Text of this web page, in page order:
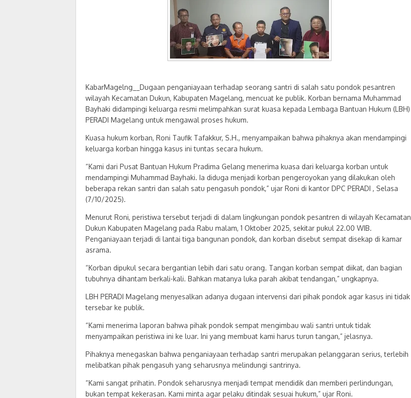
KabarMagelng__Dugaan penganiayaan terhadap seorang santri di salah satu pondok pesantren
wilayah Kecamatan Dukun, Kabupaten Magelang, mencuat ke publik. Korban bernama Muhammad
Bayhaki didampingi keluarga resmi melimpahkan surat kuasa kepada Lembaga Bantuan Hukum (LBH)
PERADI Magelang untuk mengawal proses hukum.
Kuasa hukum korban, Roni Taufik Tafakkur, S.H., menyampaikan bahwa pihaknya akan mendampingi
keluarga korban hingga kasus ini tuntas secara hukum.
“Kami dari Pusat Bantuan Hukum Pradima Gelang menerima kuasa dari keluarga korban untuk
mendampingi Muhammad Bayhaki. Ia diduga menjadi korban pengeroyokan yang dilakukan oleh
beberapa rekan santri dan salah satu pengasuh pondok,” ujar Roni di kantor DPC PERADI , Selasa
(7/10/2025).
Menurut Roni, peristiwa tersebut terjadi di dalam lingkungan pondok pesantren di wilayah Kecamatan
Dukun Kabupaten Magelang pada Rabu malam, 1 Oktober 2025, sekitar pukul 22.00 WIB.
Penganiayaan terjadi di lantai tiga bangunan pondok, dan korban disebut sempat disekap di kamar
asrama.
“Korban dipukul secara bergantian lebih dari satu orang. Tangan korban sempat diikat, dan bagian
tubuhnya dihantam berkali-kali. Bahkan matanya luka parah akibat tendangan,” ungkapnya.
LBH PERADI Magelang menyesalkan adanya dugaan intervensi dari pihak pondok agar kasus ini tidak
tersebar ke publik.
“Kami menerima laporan bahwa pihak pondok sempat mengimbau wali santri untuk tidak
menyampaikan peristiwa ini ke luar. Ini yang membuat kami harus turun tangan,” jelasnya.
Pihaknya menegaskan bahwa penganiayaan terhadap santri merupakan pelanggaran serius, terlebih
melibatkan pihak pengasuh yang seharusnya melindungi santrinya.
“Kami sangat prihatin. Pondok seharusnya menjadi tempat mendidik dan memberi perlindungan,
bukan tempat kekerasan. Kami minta agar pelaku ditindak sesuai hukum,” ujar Roni.